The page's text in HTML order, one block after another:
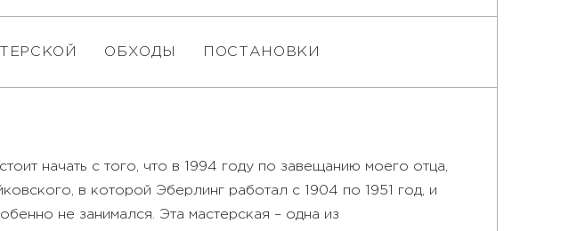
ОБХОДЫ ПОСТАНОВКИ
начать с того, что в 1994 году по завещанию моего отца,
в которой Эберлинг работал с 1904 по 1951 год, и
не занимался. Эта мастерская – одна из